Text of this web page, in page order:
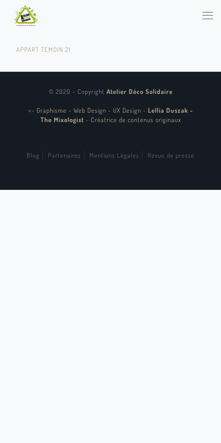
APPART TEMOIN 21
© 2020 - Copyright Atelier Déco Solidaire
<- Graphisme - Web Design - UX Design - Lellia Duszak -
The Mixologist - Créatrice de contenus originaux
Blog Partenaires Mentions Légales Revue de presse